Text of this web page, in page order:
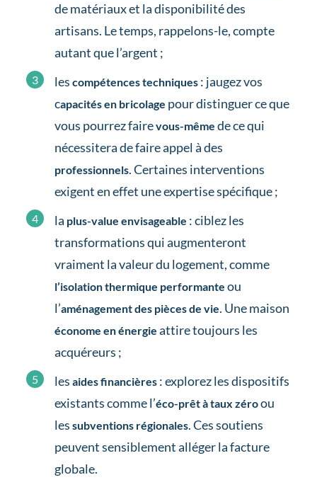
de matériaux et la disponibilité des
artisans. Le temps, rappelons-le, compte
autant que l’argent ;
les compétences techniques: jaugez vos
capacités en bricolage pour distinguer ce que
vous pourrez fairevous-même de ce qui
nécessitera de faire appel à des
professionnels. Certaines interventions
exigent en effet une expertise spécifique ;
la plus-value envisageable : ciblez les
transformations qui augmenteront
vraiment la valeur du logement, comme
l’isolation thermique performante ou
l’aménagement des pièces de vie. Une maison
économe en énergie attire toujours les
acquéreurs ;
les aides financières: explorez les dispositifs
existants comme l’éco-prêt à taux zéroou
les subventions régionales. Ces soutiens
peuvent sensiblement alléger la facture
globale.